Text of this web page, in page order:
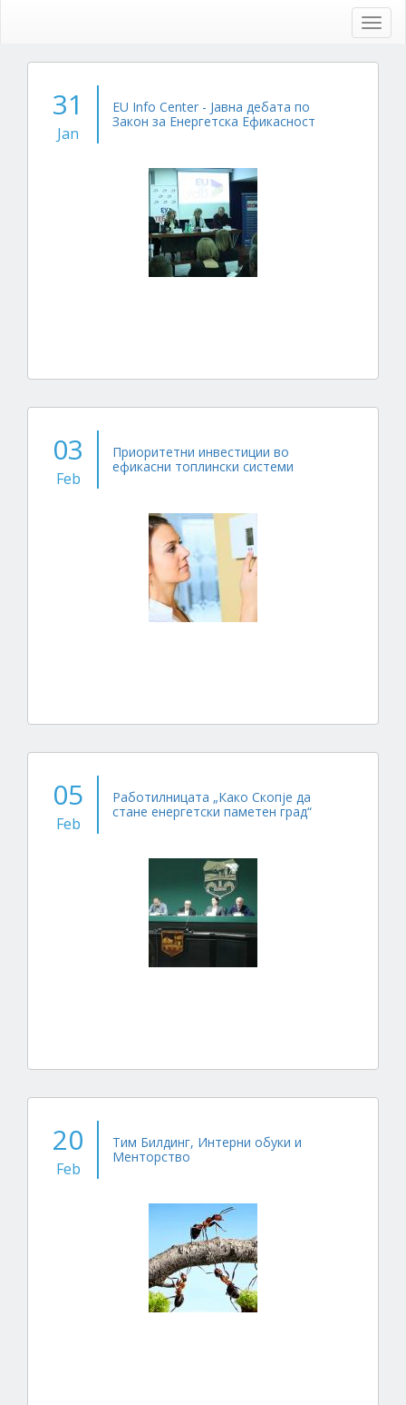
content
31
Jan
EU Info Center - Јавна дебата по
Закон за Енергетска Ефикасност
03
Feb
Приоритетни инвестиции во
ефикасни топлински системи
05
Feb
Работилницата „Како Скопје да
стане енергетски паметен град“
20
Feb
Тим Билдинг, Интерни обуки и
Менторство